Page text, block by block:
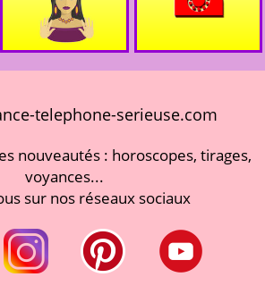
telephone-serieuse.com
nouveautés : horoscopes, tirages,
voyances...
sur nos réseaux sociaux